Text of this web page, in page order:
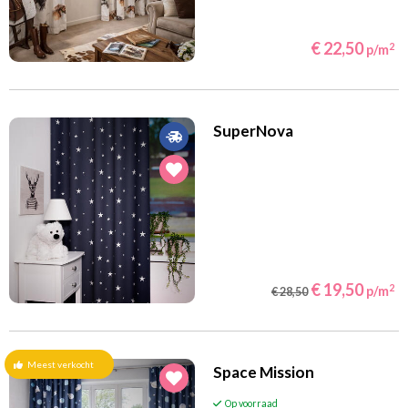
Turquoise
Wit (97)
Filteren
€ 22,50 p/m2
SuperNova
€ 28,50 € 19,50 p/m2
Meest verkocht Space Mission
Op voorraad